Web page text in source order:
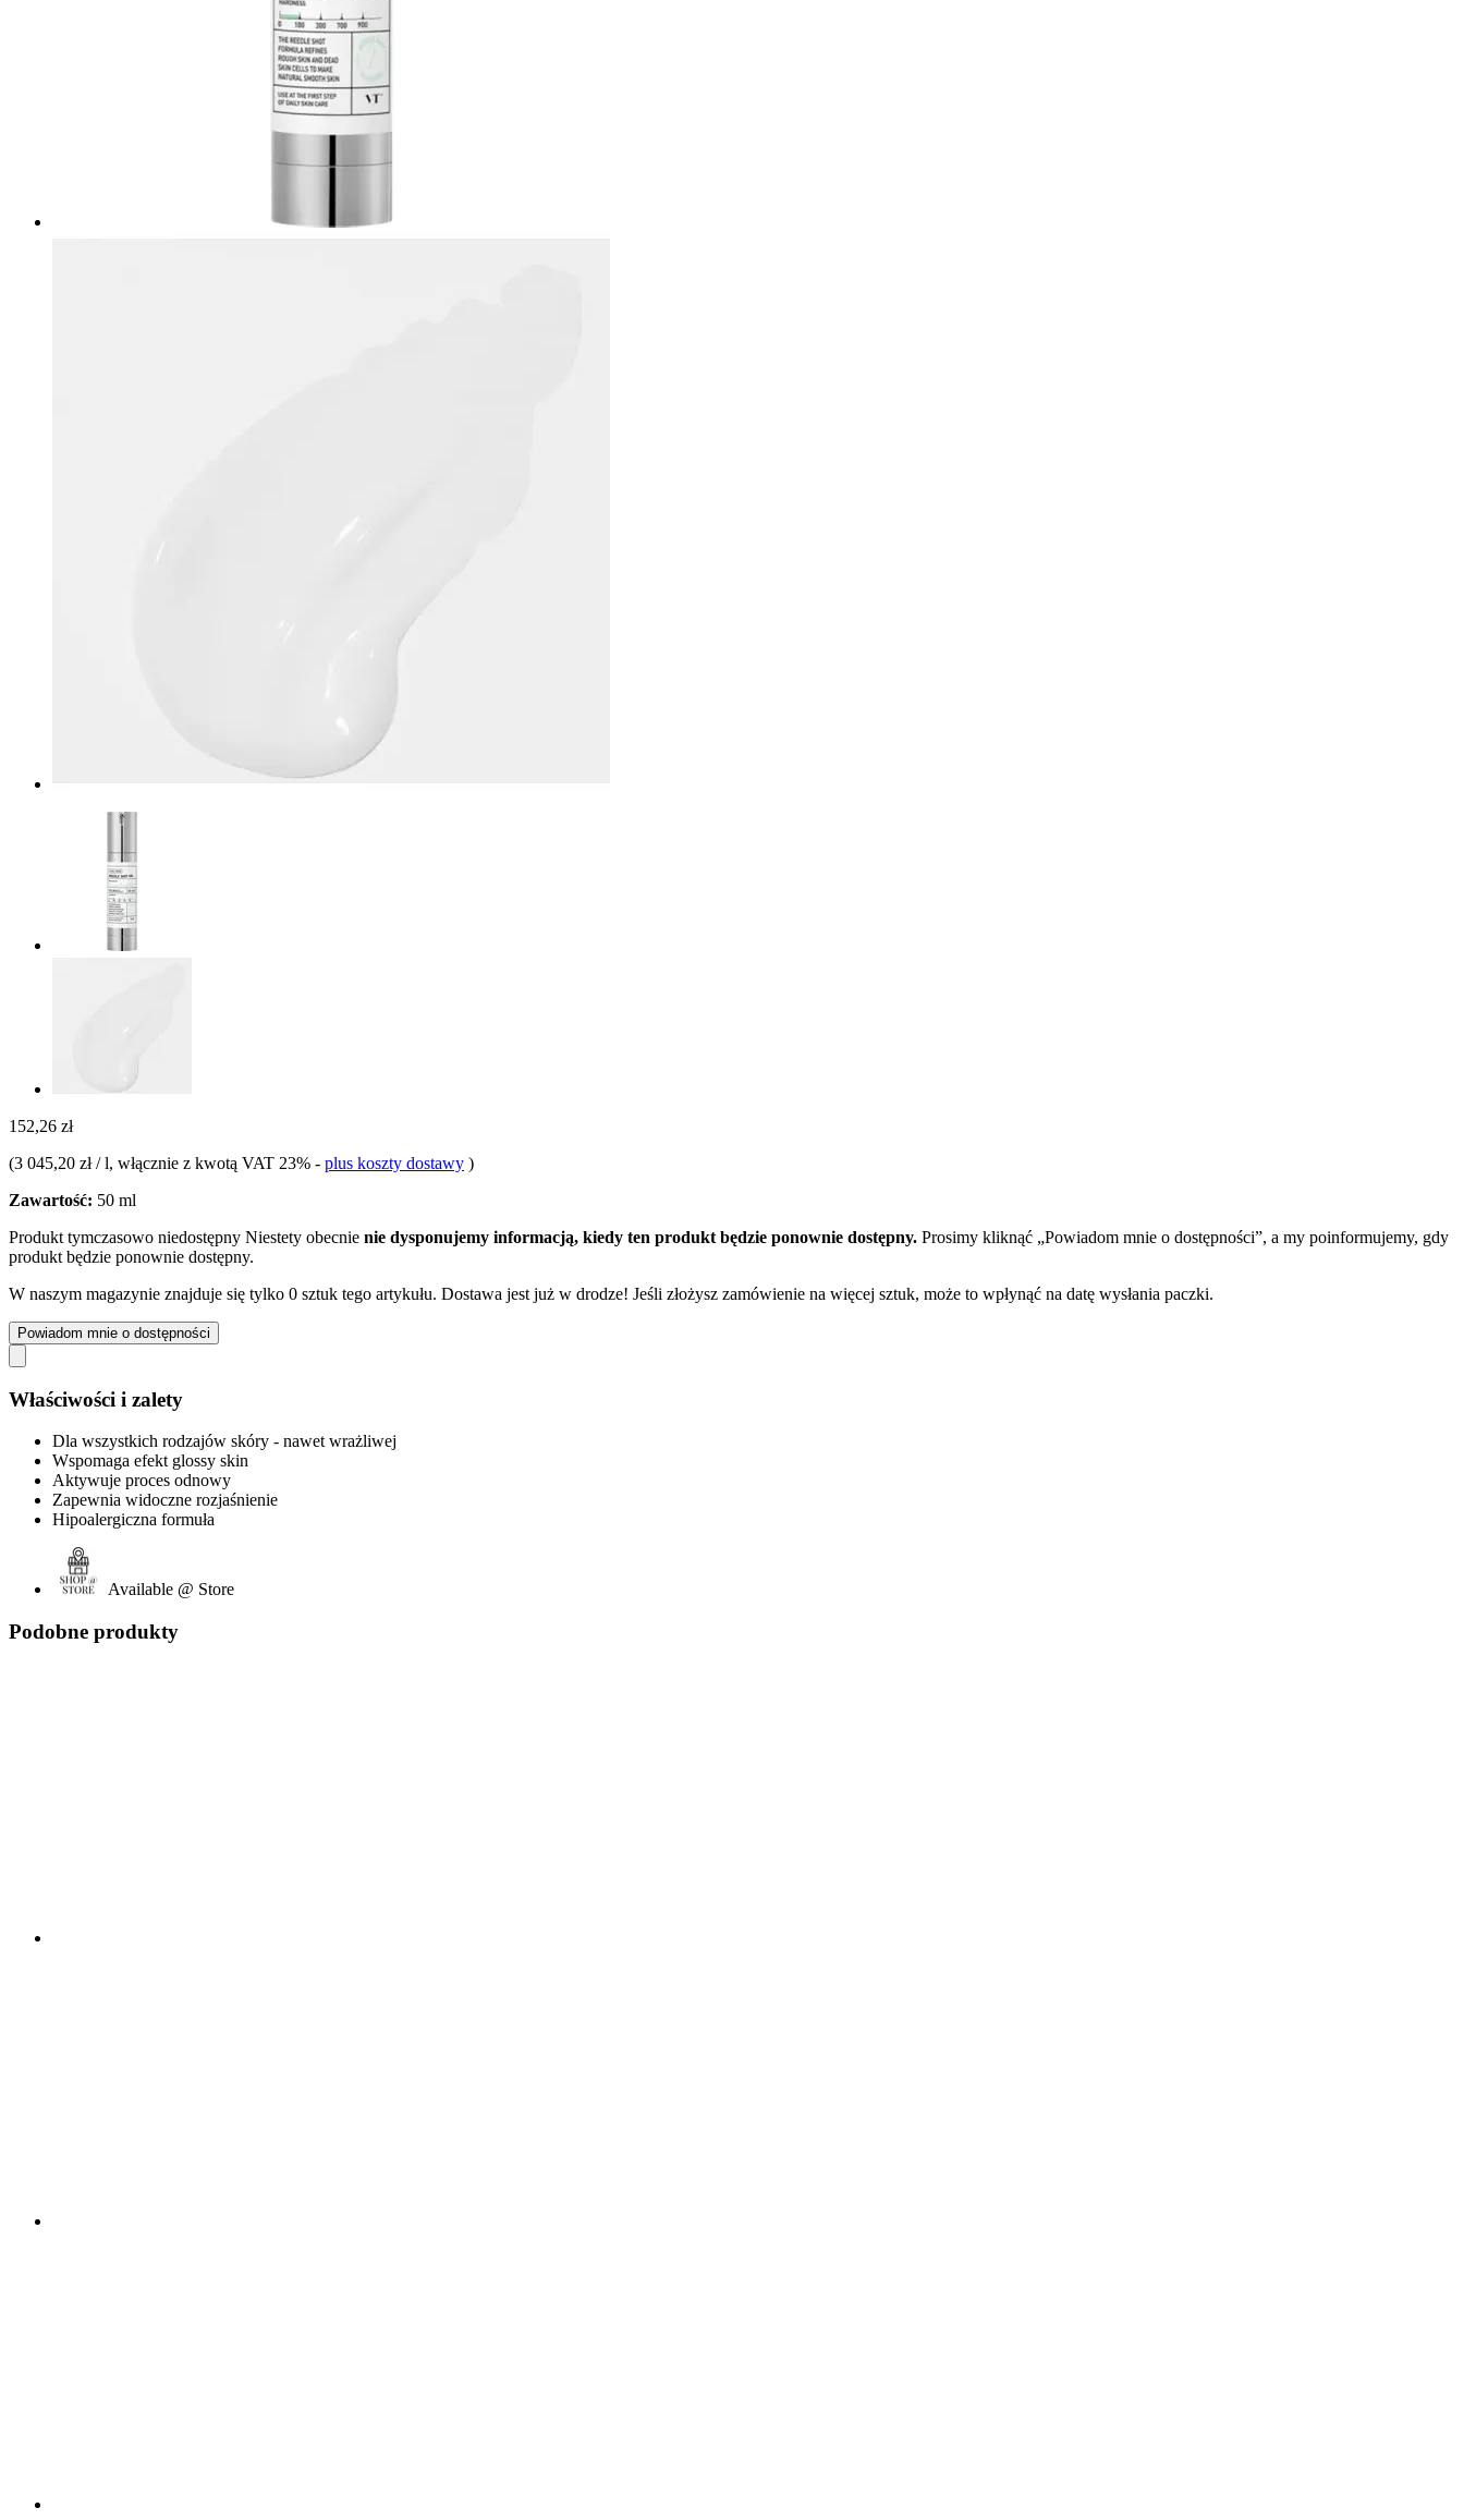
152,26 zł
(3 045,20 zł / l, włącznie z kwotą VAT 23% - plus koszty dostawy )
Zawartość: 50 ml
Produkt tymczasowo niedostępny Niestety obecnie nie dysponujemy informacją, kiedy ten produkt będzie ponownie dostępny. Prosimy kliknąć „Powiadom mnie o dostępności”, a my poinformujemy, gdy
produkt będzie ponownie dostępny.
W naszym magazynie znajduje się tylko 0 sztuk tego artykułu. Dostawa jest już w drodze! Jeśli złożysz zamówienie na więcej sztuk, może to wpłynąć na datę wysłania paczki.
Powiadom mnie o dostępności
Właściwości i zalety
Dla wszystkich rodzajów skóry - nawet wrażliwej
Wspomaga efekt glossy skin
Aktywuje proces odnowy
Zapewnia widoczne rozjaśnienie
Hipoalergiczna formuła
Available @ Store
Podobne produkty